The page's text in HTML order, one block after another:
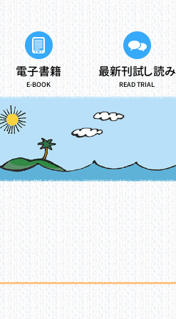
電子書籍
E-BOOK
最新刊試し読み
READ TRIAL